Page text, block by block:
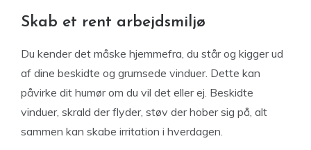
Skab et rent arbejdsmiljø
Du kender det måske hjemmefra, du står og kigger ud
af dine beskidte og grumsede vinduer. Dette kan
påvirke dit humør om du vil det eller ej. Beskidte
vinduer, skrald der flyder, støv der hober sig på, alt
sammen kan skabe irritation i hverdagen.